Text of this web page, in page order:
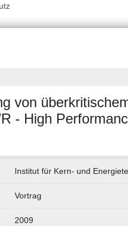
von
- High
Institut für Kern- und
Vortrag
2009